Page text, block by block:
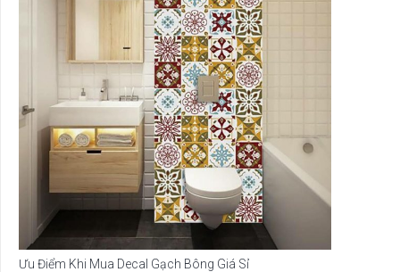
Ưu Điểm Khi Mua Decal Gạch Bông Giá Sỉ